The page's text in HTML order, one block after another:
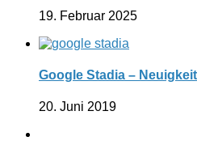
19. Februar 2025
Google Stadia –
20. Juni 2019